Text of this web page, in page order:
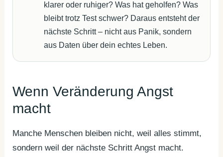
klarer oder ruhiger? Was hat geholfen? Was
bleibt trotz Test schwer? Daraus entsteht der
nächste Schritt – nicht aus Panik, sondern
aus Daten über dein echtes Leben.
Wenn Veränderung Angst
macht
Manche Menschen bleiben nicht, weil alles stimmt,
sondern weil der nächste Schritt Angst macht.